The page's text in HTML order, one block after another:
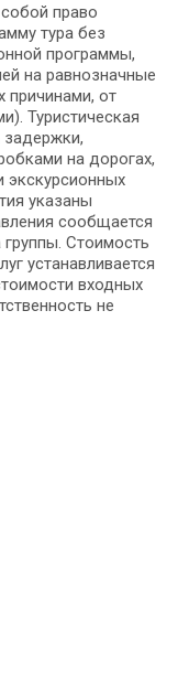
право
тура без
программы,
на равнозначные
причинами, от
Туристическая
задержки,
на дорогах,
указаны
сообщается
Стоимость
устанавливается
входных
не